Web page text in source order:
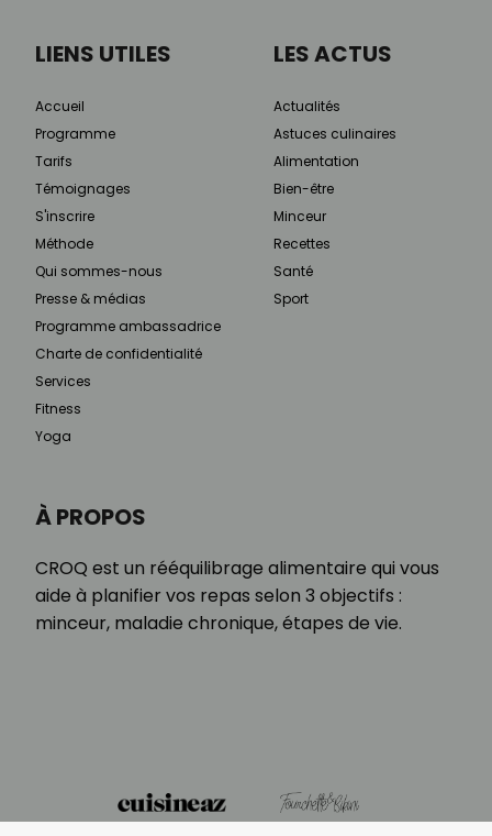
À PROPOS
CROQ est un rééquilibrage alimentaire qui vous
aide à planifier vos repas selon 3 objectifs :
minceur, maladie chronique, étapes de vie.
LIENS UTILES
Accueil
Programme
Tarifs
Témoignages
S'inscrire
Méthode
Qui sommes-nous
Presse & médias
Programme ambassadrice
Charte de confidentialité
Services
Fitness
Yoga
LES ACTUS
Actualités
Astuces culinaires
Alimentation
Bien-être
Minceur
Recettes
Santé
Sport